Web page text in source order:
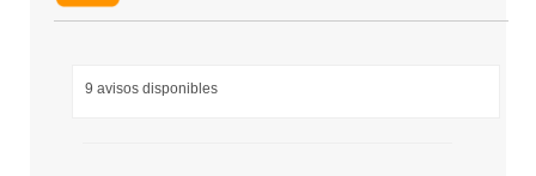
9 avisos disponibles